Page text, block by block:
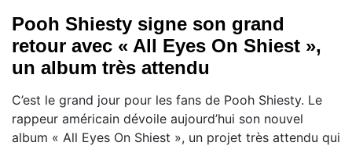
Pooh Shiesty signe son grand
retour avec « All Eyes On Shiest »,
un album très attendu
C’est le grand jour pour les fans de Pooh Shiesty. Le
rappeur américain dévoile aujourd’hui son nouvel
album « All Eyes On Shiest », un projet très attendu qui